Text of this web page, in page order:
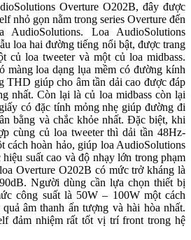
Overture O202B, đây được
nhỏ gọn nằm trong series Overture đến
Loa AudioSolutions
loa hai đường tiếng nổi bật, được trang
củ loa tweeter và một củ loa midbass.
màng loa dạng lụa mềm có đường kính
THD giúp cho âm tần dải cao được đáp
nhất. Còn lại là củ loa midbass còn lại
có đặc tính mỏng nhẹ giúp đường đi
bằng và chắc khỏe nhất. Đặc biệt, khi
cùng củ loa tweeter thì dải tần 48Hz-
cách hoàn hảo, giúp loa AudioSolutions
suất cao và độ nhạy lớn trong phạm
Overture O202B có mức trở kháng là
Người dùng cần lựa chọn thiết bị
công suất là 50W – 100W một cách
âm thanh ấn tượng và hài hòa nhất.
đảm nhiệm rất tốt vị trí front trong hệ